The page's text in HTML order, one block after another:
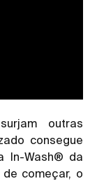
outras
consegue
In-Wash® da
começar, o